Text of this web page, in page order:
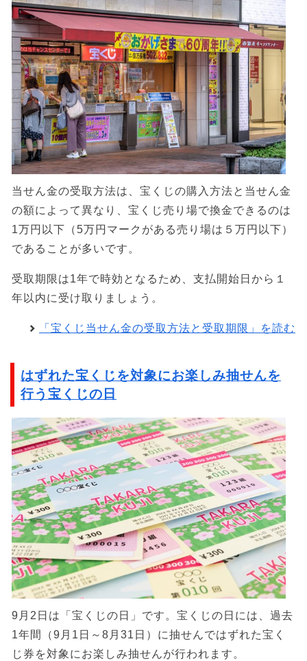
当せん金の受取方法は、宝くじの購入方法と当せん金
の額によって異なり、宝くじ売り場で換金できるのは
1万円以下（5万円マークがある売り場は５万円以下）
であることが多いです。
受取期限は1年で時効となるため、支払開始日から１
年以内に受け取りましょう。
「宝くじ当せん金の受取方法と受取期限」を読む
はずれた宝くじを対象にお楽しみ抽せんを
行う宝くじの日
9月2日は「宝くじの日」です。宝くじの日には、過去
1年間（9月1日～8月31日）に抽せんではずれた宝く
じ券を対象にお楽しみ抽せんが行われます。